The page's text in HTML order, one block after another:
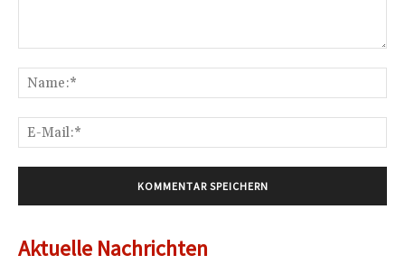
Aktuelle Nachrichten